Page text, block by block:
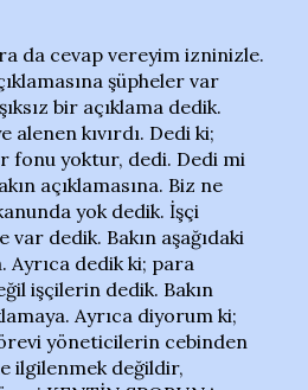
da cevap vereyim izninizle.
şüpheler var
bir açıklama dedik.
alenen kıvırdı. Dedi ki;
fonu yoktur, dedi. Dedi mi
açıklamasına. Biz ne
yok dedik. İşçi
var dedik. Bakın aşağıdaki
Ayrıca dedik ki; para
işçilerin dedik. Bakın
Ayrıca diyorum ki;
yöneticilerin cebinden
ilgilenmek değildir,